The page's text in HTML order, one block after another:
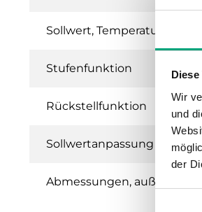
Wir
und
der
Sollwert, Temperaturbereich
Stufenfunktion
Rückstellfunktion
Sollwertanpassung
Abmessungen, außen (B x H